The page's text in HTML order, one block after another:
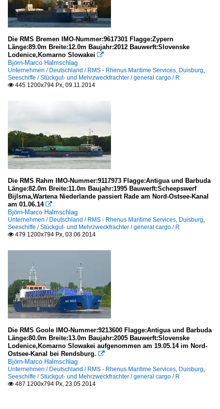
Die RMS Bremen IMO-Nummer:9617301 Flagge:Zypern
Länge:89.0m Breite:12.0m Baujahr:2012 Bauwerft:Slovenske
Lodenice,Komarno Slowakei 
Björn-Marco Halmschlag
Unternehmen / Deutschland / RMS - Rhenus Maritime Services, Duisburg,
Seeschiffe / Stückgut- und Mehrzweckfrachter / general cargo / R
 445 1200x794 Px, 09.11.2014
Die RMS Rahm IMO-Nummer:9117973 Flagge:Antigua und Barbuda
Länge:82.0m Breite:11.0m Baujahr:1995 Bauwerft:Scheepswerf
Bijlsma,Wartena Niederlande passiert Rade am Nord-Ostsee-Kanal
am 01.06.14 
Björn-Marco Halmschlag
Unternehmen / Deutschland / RMS - Rhenus Maritime Services, Duisburg,
Seeschiffe / Stückgut- und Mehrzweckfrachter / general cargo / R
 479 1200x794 Px, 03.06.2014
Die RMS Goole IMO-Nummer:9213600 Flagge:Antigua und Barbuda
Länge:80.0m Breite:13.0m Baujahr:2005 Bauwerft:Slovenske
Lodenice,Komarno Slowakei aufgenommen am 19.05.14 im Nord-
Ostsee-Kanal bei Rendsburg. 
Björn-Marco Halmschlag
Unternehmen / Deutschland / RMS - Rhenus Maritime Services, Duisburg,
Seeschiffe / Stückgut- und Mehrzweckfrachter / general cargo / R
 487 1200x794 Px, 23.05.2014